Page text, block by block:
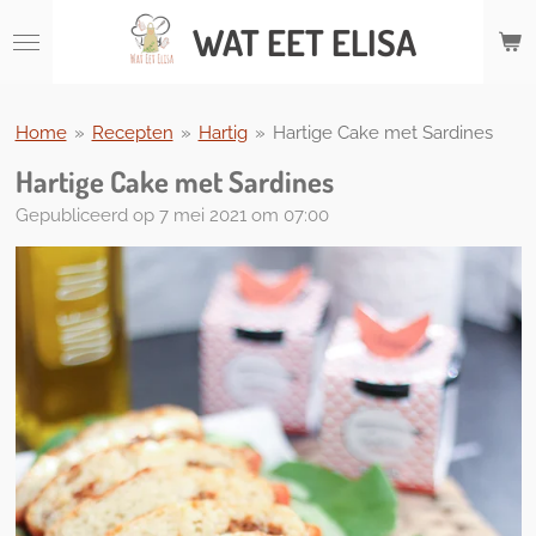
direct
hoofdinhoud
WATEET ELISA
Home » Recepten » Hartig » Hartige Cake met Sardines
Hartige Cake met Sardines
Gepubliceerd op 7 mei 2021 om 07:00